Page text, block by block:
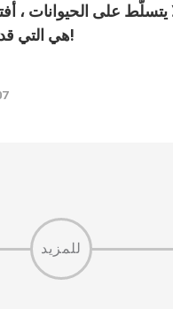
يتسلّط على الحيوانات ،
هي التي قد تتسلّط عليه ؟!
للمزيد